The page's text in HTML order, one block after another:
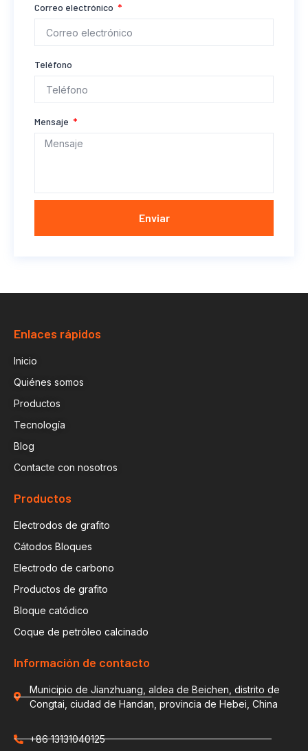
Correo electrónico
Teléfono
Mensaje
Enviar
Enlaces rápidos
Inicio
Quiénes somos
Productos
Tecnología
Blog
Contacte con nosotros
Productos
Electrodos de grafito
Cátodos Bloques
Electrodo de carbono
Productos de grafito
Bloque catódico
Coque de petróleo calcinado
Información de contacto
Municipio de Jianzhuang, aldea de Beichen, distrito de
Congtai, ciudad de Handan, provincia de Hebei, China
+86 13131040125